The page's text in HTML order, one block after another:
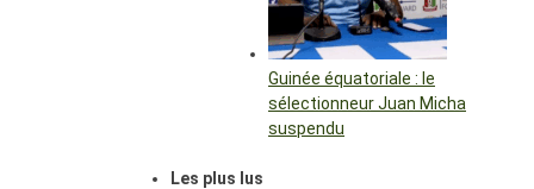
Guinée équatoriale : le
sélectionneur Juan Micha
suspendu
Les plus lus